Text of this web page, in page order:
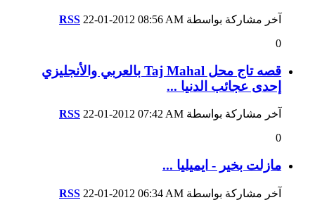
آخر مشاركة بواسطة RSS 22-01-2012 08:56 AM
0
قصه تاج محل Taj Mahal بالعربي والأنجليزي
إحدى عجائب الدنيا ...
آخر مشاركة بواسطة RSS 22-01-2012 07:42 AM
0
مازلت بخير - ايميليا ...
آخر مشاركة بواسطة RSS 22-01-2012 06:34 AM